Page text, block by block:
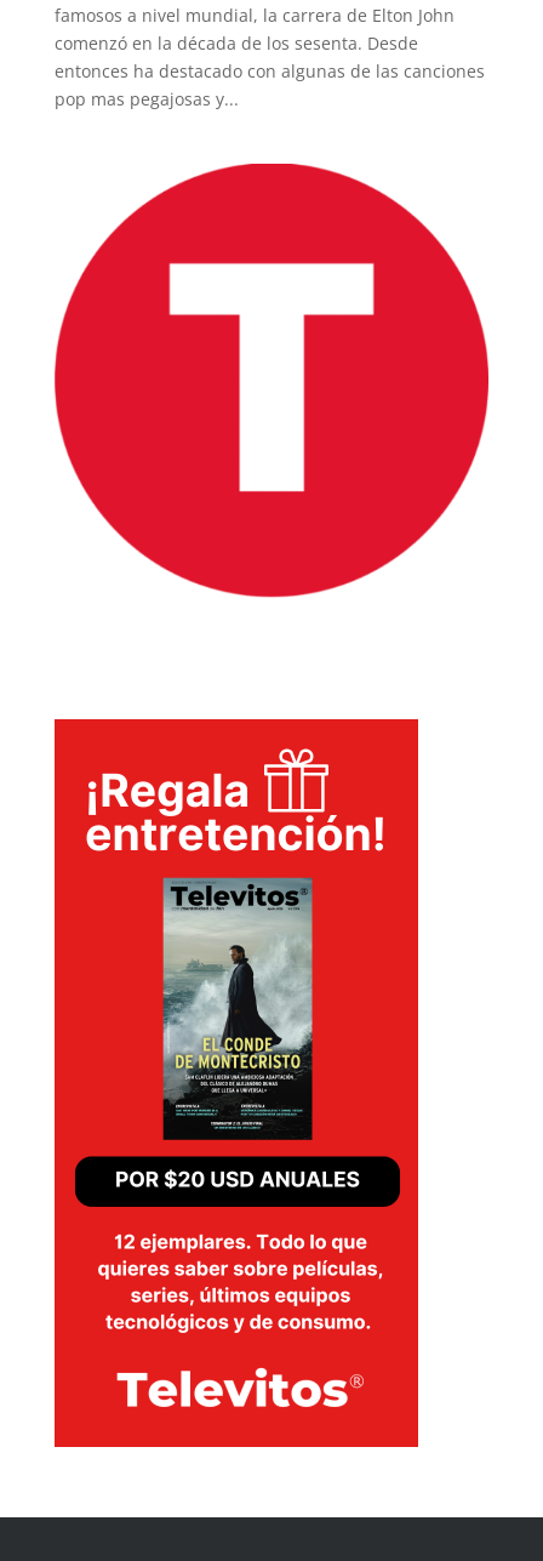
T-
famosos a nivel mundial, la carrera de Elton John
comenzó en la década de los sesenta. Desde
entonces ha destacado con algunas de las canciones
pop mas pegajosas y...